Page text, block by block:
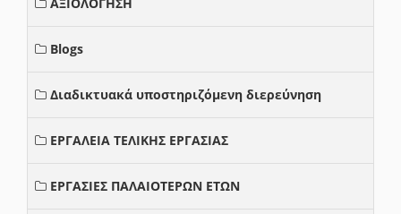
Blogs
Διαδικτυακά υποστηριζόμενη διερεύνηση
ΕΡΓΑΛΕΙΑ ΤΕΛΙΚΗΣ ΕΡΓΑΣΙΑΣ
ΕΡΓΑΣΙΕΣ ΠΑΛΑΙΟΤΕΡΩΝ ΕΤΩΝ